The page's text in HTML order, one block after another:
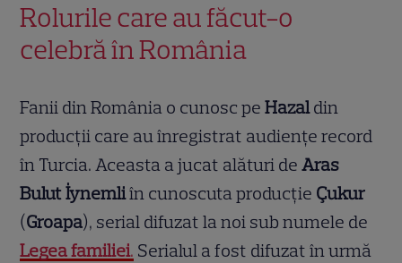
Rolurile care au făcut-o
celebră în România
Fanii din România o cunosc peHazaldin
producții care au înregistrat audiențe record
în Turcia. Aceasta a jucat alături deAras
Bulut İynemliîn cunoscuta producție Çukur
(Groapa), serial difuzat la noi sub numele de
Legea familiei. Serialul a fost difuzat în urmă